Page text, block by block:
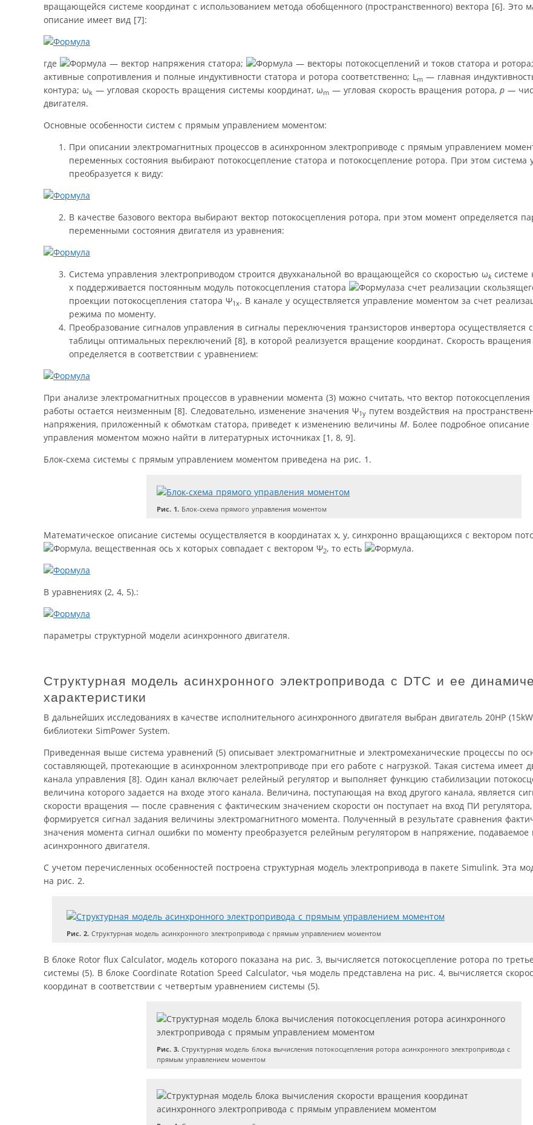
вращающейся системе координат с использованием метода обобщенного (пространственного) вектора [6]. Это
описание имеет вид [7]:
где — вектор напряжения статора; — векторы потокосцеплений и токов статора и
активные сопротивления и полные индуктивности статора и ротора соответственно; Lm — главная
контура; ωk — угловая скорость вращения системы координат, ωm — угловая скорость вращения ротора, р —
двигателя.
Основные особенности систем с прямым управлением моментом:
При описании электромагнитных процессов в асинхронном электроприводе с прямым управлением
переменных состояния выбирают потокосцепление статора и потокосцепление ротора. При этом система
преобразуется к виду:
В качестве базового вектора выбирают вектор потокосцепления ротора, при этом момент определяется
переменными состояния двигателя из уравнения:
Система управления электроприводом строится двухканальной во вращающейся со скоростью ωkсистеме
x поддерживается постоянным модуль потокосцепления статора
за счет реализации
проекции потокосцепления статора Ψ1x. В канале y осуществляется управление моментом за счет
режима по моменту.
Преобразование сигналов управления в сигналы переключения транзисторов инвертора осуществляется
таблицы оптимальных переключений [8], в которой реализуется вращение координат. Скорость
определяется в соответствии с уравнением:
При анализе электромагнитных процессов в уравнении момента (3) можно считать, что вектор
работы остается неизменным [8]. Следовательно, изменение значения Ψ1y путем воздействия на
напряжения, приложенный к обмоткам статора, приведет к изменению величины M. Более подробное
управления моментом можно найти в литературных источниках [1, 8, 9].
Блок-схема системы с прямым управлением моментом приведена на рис. 1.
Рис. 1. Блок-схема прямого управления моментом
Математическое описание системы осуществляется в координатах x, y, синхронно вращающихся с вектором
, вещественная ось х которых совпадает с вектором Ψ2, то есть .
В уравнениях (2, 4, 5).:
параметры структурной модели асинхронного двигателя.
Структурная модель асинхронного электропривода с DTC и ее
характеристики
В дальнейших исследованиях в качестве исполнительного асинхронного двигателя выбран двигатель 20HP
библиотеки SimPower System.
Приведенная выше система уравнений (5) описывает электромагнитные и электромеханические процессы по
составляющей, протекающие в асинхронном электроприводе при его работе с нагрузкой. Такая система имеет
канала управления [8]. Один канал включает релейный регулятор и выполняет функцию стабилизации
величина которого задается на входе этого канала. Величина, поступающая на вход другого канала, является
скорости вращения — после сравнения с фактическим значением скорости он поступает на вход ПИ
формируется сигнал задания величины электромагнитного момента. Полученный в результате сравнения
значения момента сигнал ошибки по моменту преобразуется релейным регулятором в напряжение, подаваемое
асинхронного двигателя.
С учетом перечисленных особенностей построена структурная модель электропривода в пакете Simulink. Эта
на рис. 2.
Рис. 2.Структурная модель асинхронного электропривода с прямым управлением моментом
В блоке Rotor flux Calculator, модель которого показана на рис. 3, вычисляется потоко­сцепление ротора по
системы (5). В блоке Сoordinate Rotation Speed Calculator, чья модель представлена на рис. 4, вычисляется
координат в соответствии с четвертым уравнением системы (5).
Рис. 3. Структурная модель блока вычисления потокосцепления ротора асинхронного электропривода с
прямым управлением моментом